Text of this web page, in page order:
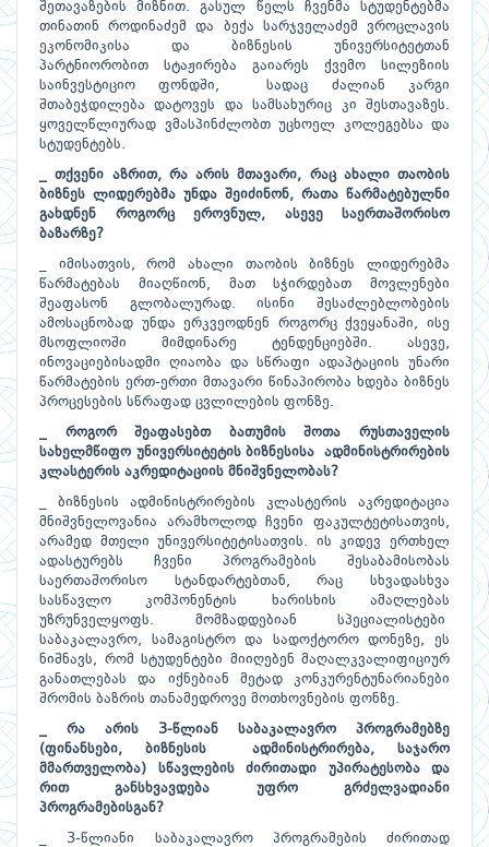
შეთავაზების მიზნით. გასულ წელს ჩვენმა სტუდენტებმა
თინათინ როდინაძემ და ბექა სარჯველაძემ ვროცლავის
ეკონომიკისა და ბიზნესის უნივერსიტეტთან
პარტნიორობით სტაჟირება გაიარეს ქვემო სილეზიის
საინვესტიციო ფონდში, სადაც ძალიან კარგი
შთაბეჭდილება დატოვეს და სამსახურიც კი შესთავაზეს.
ყოველწლიურად ვმასპინძლობთ უცხოელ კოლეგებსა და
სტუდენტებს.
_ თქვენი აზრით, რა არის მთავარი, რაც ახალი თაობის
ბიზნეს ლიდერებმა უნდა შეიძინონ, რათა წარმატებულნი
გახდნენ როგორც ეროვნულ, ასევე საერთაშორისო
ბაზარზე?
_ იმისათვის, რომ ახალი თაობის ბიზნეს ლიდერებმა
წარმატებას მიაღწიონ, მათ სჭირდებათ მოვლენები
შეაფასონ გლობალურად. ისინი შესაძლებლობების
ამოსაცნობად უნდა ერკვეოდნენ როგორც ქვეყანაში, ისე
მსოფლიოში მიმდინარე ტენდენციებში. ასევე,
ინოვაციებისადმი ღიაობა და სწრაფი ადაპტაციის უნარი
წარმატების ერთ-ერთი მთავარი წინაპირობა ხდება ბიზნეს
პროცესების სწრაფად ცვლილების ფონზე.
_ როგორ შეაფასებთ ბათუმის შოთა რუსთაველის
სახელმწიფო უნივერსიტეტის ბიზნესისა ადმინისტრირების
კლასტერის აკრედიტაციის მნიშვნელობას?
_ ბიზნესის ადმინისტრირების კლასტერის აკრედიტაცია
მნიშვნელოვანია არამხოლოდ ჩვენი ფაკულტეტისათვის,
არამედ მთელი უნივერსიტეტისათვის. ის კიდევ ერთხელ
ადასტურებს ჩვენი პროგრამების შესაბამისობას
საერთაშორისო სტანდარტებთან, რაც სხვადასხვა
სასწავლო კომპონენტის ხარისხის ამაღლებას
უზრუნველყოფს. მომზადდებიან სპეციალისტები
საბაკალავრო, სამაგისტრო და სადოქტორო დონეზე, ეს
ნიშნავს, რომ სტუდენტები მიიღებენ მაღალკვალიფიციურ
განათლებას და იქნებიან მეტად კონკურენტუნარიანები
შრომის ბაზრის თანამედროვე მოთხოვნების ფონზე.
_ რა არის 3-წლიან საბაკალავრო პროგრამებზე
(ფინანსები, ბიზნესის ადმინისტრირება, საჯარო
მმართველობა) სწავლების ძირითადი უპირატესობა და
რით განსხვავდება უფრო გრძელვადიანი
პროგრამებისგან?
_ 3-წლიანი საბაკალავრო პროგრამების ძირითად